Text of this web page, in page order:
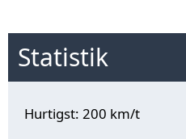
Statistik
Hurtigst: 200 km/t